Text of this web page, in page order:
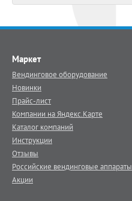
Маркет
Вендинговое оборудование
Новинки
Прайс-лист
Компании на Яндекс.Карте
Каталог компаний
Инструкции
Отзывы
Российские вендинговые аппараты
Акции